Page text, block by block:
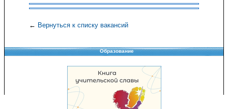
← Вернуться к списку вакансий
Образование
Copyright © 2008-2026 Управление образования
Перепечатка и использование материалов возможны только с разрешения
Управления образования.
103,965,250 уникальных посетителей